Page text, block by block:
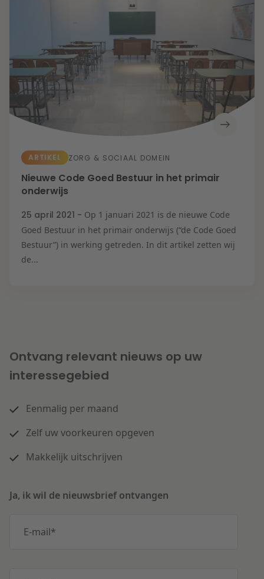
ARTIKEL ZORG & SOCIAAL DOMEIN
Nieuwe Code Goed Bestuur in het primair
onderwijs
25 april 2021 - Op 1 januari 2021 is de nieuwe Code
Goed Bestuur in het primair onderwijs (“de Code Goed
Bestuur”) in werking getreden. In dit artikel zetten wij
de...
Ontvang relevant nieuws op uw
interessegebied
Eenmalig per maand
Zelf uw voorkeuren opgeven
Makkelijk uitschrijven
Ja, ik wil de nieuwsbrief ontvangen
E-mail*